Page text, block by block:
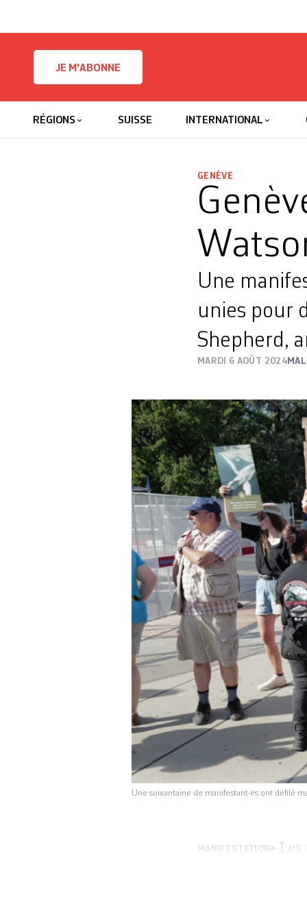
JE M'ABONNE
RÉGIONS SUISSE INTERNATIONAL
GENÈVE
Une
unies pour
Shepherd,
MARDI 6 AOÛT 2024
Une soixantaine de manifestant·es ont défilé
MANIFESTATION
Les